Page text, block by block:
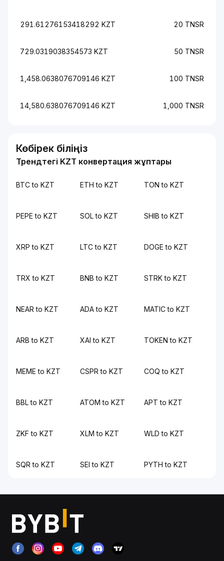
291.61276153418292 KZT 20 TNSR
729.0319038354573 KZT 50 TNSR
1,458.0638076709146 KZT 100 TNSR
14,580.638076709146 KZT 1,000 TNSR
Көбірек біліңіз
Трендтегі KZT конвертация жұптары
BTC to KZT ETH to KZT TON to KZT
PEPE to KZT SOL to KZT SHIB to KZT
XRP to KZT LTC to KZT DOGE to KZT
TRX to KZT BNB to KZT STRK to KZT
NEAR to KZT ADA to KZT MATIC to KZT
ARB to KZT XAI to KZT TOKEN to KZT
MEME to KZT CSPR to KZT COQ to KZT
BBL to KZT ATOM to KZT APT to KZT
ZKF to KZT XLM to KZT WLD to KZT
SQR to KZT SEI to KZT PYTH to KZT